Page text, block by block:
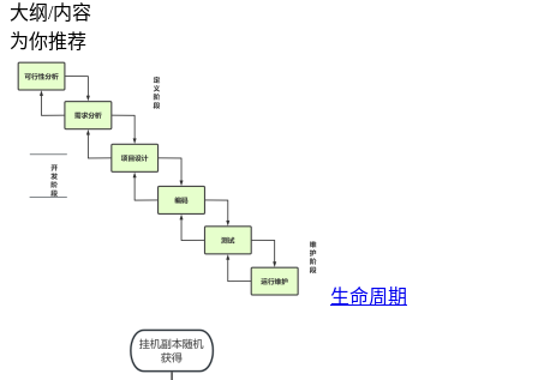
大纲/内容
为你推荐
生命周期